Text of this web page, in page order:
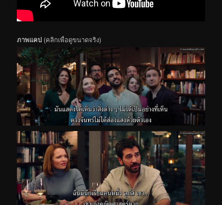
ภาพแคป (คลิกเพื่อดูขนาดจริง)